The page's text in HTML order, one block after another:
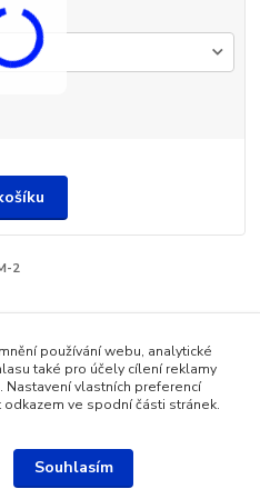
2
používání webu, analytické
také pro účely cílení reklamy
Nastavení vlastních preferencí
ve spodní části stránek.
Souhlasím